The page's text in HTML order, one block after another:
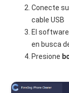
Conecte
cable USB
El
en busca
Presione